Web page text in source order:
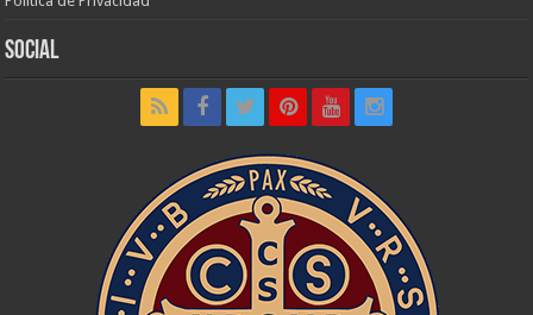
Social